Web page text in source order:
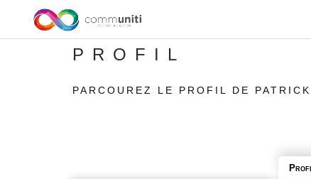
PROFIL
PARCOUREZ LE PROFIL DE